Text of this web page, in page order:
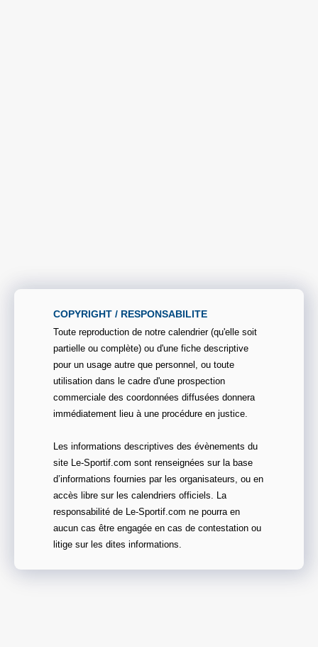
COPYRIGHT / RESPONSABILITE
Toute reproduction de notre calendrier (qu'elle soit
partielle ou complète) ou d'une fiche descriptive
pour un usage autre que personnel, ou toute
utilisation dans le cadre d'une prospection
commerciale des coordonnées diffusées donnera
immédiatement lieu à une procédure en justice.
Les informations descriptives des évènements du
site Le-Sportif.com sont renseignées sur la base
d’informations fournies par les organisateurs, ou en
accès libre sur les calendriers officiels. La
responsabilité de Le-Sportif.com ne pourra en
aucun cas être engagée en cas de contestation ou
litige sur les dites informations.